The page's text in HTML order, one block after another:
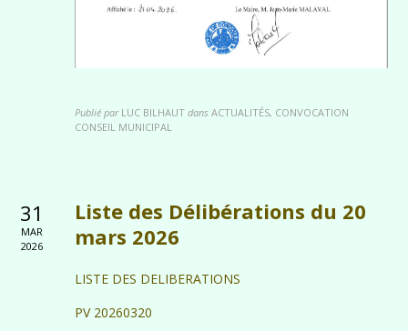
Publié par LUC BILHAUT dans ACTUALITÉS, CONVOCATION
CONSEIL MUNICIPAL
31
MAR
2026
Liste des Délibérations du 20
mars 2026
LISTE DES DELIBERATIONS
PV 20260320